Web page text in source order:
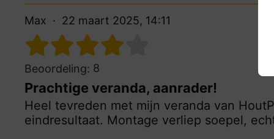
Max 22 maart 2025, 14:11
Beoordeling: 8
Prachtige veranda, aanrader!
Heel tevreden met mijn veranda van
eindresultaat. Montage verliep soepel,